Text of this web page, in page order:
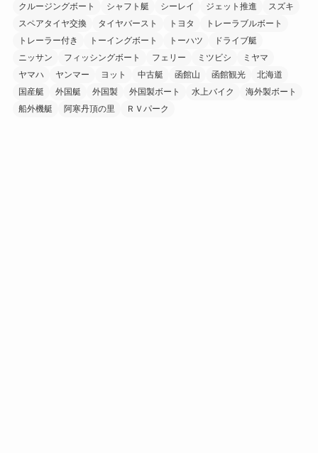
クルージングボート
シャフト艇 シーレイ ジェット推進
スズキ
スペアタイヤ交換
タイヤバースト トヨタ
トレーラブルボート
トレーラー付き
トーイングボート トーハツ
ドライブ艇
ニッサン
フィッシングボート フェリー ミツビシ
ミヤマ
ヤマハ
ヤンマー ヨット 中古艇 函館山 函館観光
北海道
国産艇
外国艇 外国製 外国製ボート 水上バイク
海外製ボート
船外機艇
阿寒丹頂の里 ＲＶパーク